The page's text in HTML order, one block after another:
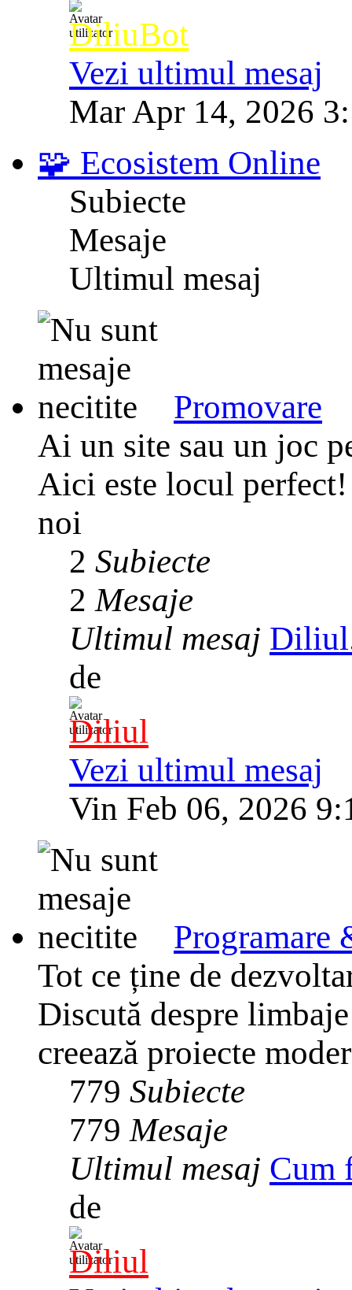
DiliuBot
Vezi ultimul mesaj
Mar Apr 14, 2026
🧩 Ecosistem Online
Subiecte
Mesaje
Ultimul mesaj
Promovare
Ai un site sau un joc
Aici este locul
noi
2 Subiecte
2Mesaje
Ultimul mesaj
de
Diliul
Vezi ultimul mesaj
Vin Feb 06, 2026
Programare
Tot ce ține de
Discută despre
creează proiecte
779 Subiecte
779Mesaje
Ultimul mesaj Cum
de
Diliul